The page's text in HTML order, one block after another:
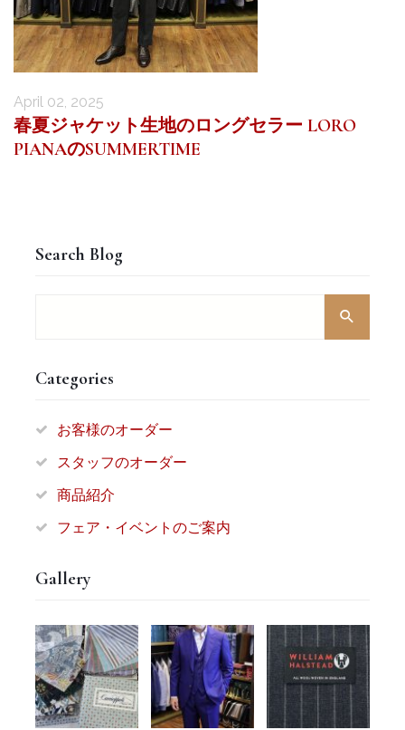
April 02, 2025
春夏ジャケット生地のロングセラー LORO
PIANAのSUMMERTIME
Search Blog
Categories
お客様のオーダー
スタッフのオーダー
商品紹介
フェア・イベントのご案内
Gallery